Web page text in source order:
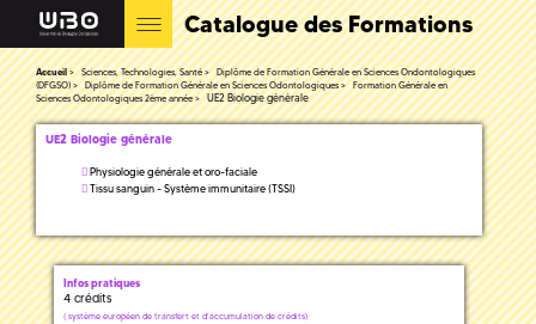
Catalogue des Formations
Accueil Sciences, Technologies, Santé
Diplôme de Formation Générale en Sciences Ondontologiques
(DFGSO)
Diplôme de Formation Générale en Sciences Odontologiques
Formation Générale en
Sciences Odontologiques 2ème année
UE2 Biologie générale
UE2 Biologie générale
Physiologie générale et oro-faciale
Tissu sanguin - Système immunitaire (TSSI)
Infos pratiques
4 crédits
( système européen de transfert et d'accumulation de crédits)